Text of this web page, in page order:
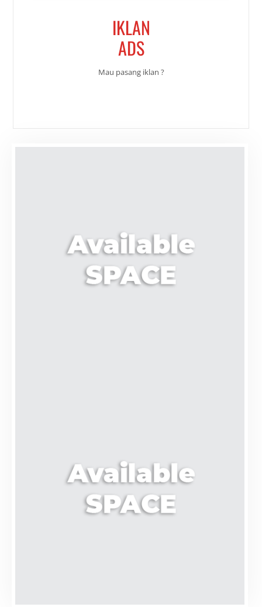
IKLAN
ADS
Mau pasang iklan ?